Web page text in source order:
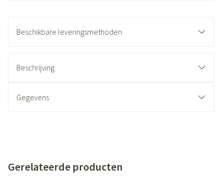
Beschikbare leveringsmethoden
Beschrijving
Gegevens
Gerelateerde producten